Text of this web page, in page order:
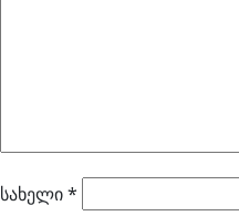
სახელი*